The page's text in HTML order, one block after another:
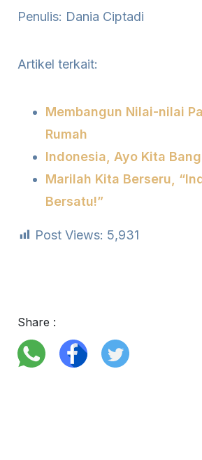
Penulis: Dania Ciptadi
Artikel terkait:
Membangun Nilai-nilai
Rumah
Indonesia, Ayo Kita
Marilah Kita Berseru,
Bersatu!”
Post Views: 5,931
Share :